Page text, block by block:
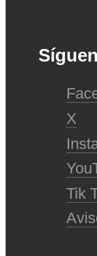
X
Tik